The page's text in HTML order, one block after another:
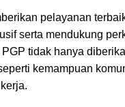
pelayanan
serta mendukung
tidak hanya
kemampuan